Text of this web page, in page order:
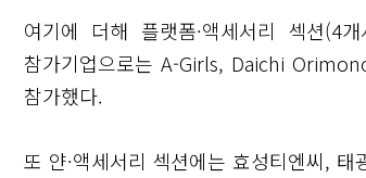
여기에 더해 플랫폼·액세서리 섹션
참가기업으로는 A-Girls, Daichi
참가했다.
또 얀·액세서리 섹션에는 효성티엔씨,
닫기